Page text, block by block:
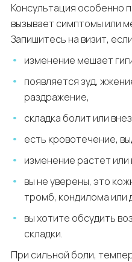
Консультация особенно
вызывает симптомы или
Запишитесь на визит,
изменение мешает
появляется зуд,
раздражение,
складка болит или
есть кровотечение,
изменение растет
вы не уверены, это
тромб, кондилома или
вы хотите обсудить
складки.
При сильной боли,